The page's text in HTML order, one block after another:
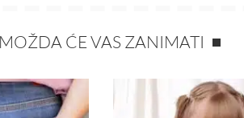
MOŽDA ĆE VAS ZANIMATI